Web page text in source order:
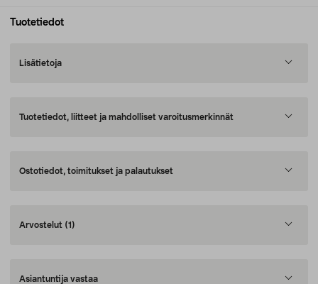
Tuotetiedot
Lisätietoja
Tuotetiedot, liitteet ja mahdolliset varoitusmerkinnät
Ostotiedot, toimitukset ja palautukset
Arvostelut (1)
Asiantuntija vastaa